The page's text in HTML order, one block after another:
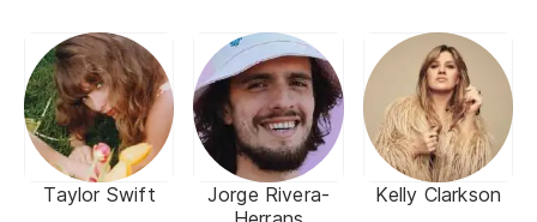
Taylor Swift
Jorge Rivera-
Kelly Clarkson